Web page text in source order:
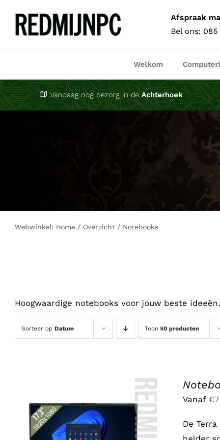
inhoud
Afspraak
Bel ons: 085
Welkom
Vandaag nog bezorg in deAchterhoek
Webwinkel: Home Overzicht Notebooks
Hoogwaardige notebooks voor jouw beste ideeën.
Sorteer op Datum Toon 50 producten
Vanaf €
De